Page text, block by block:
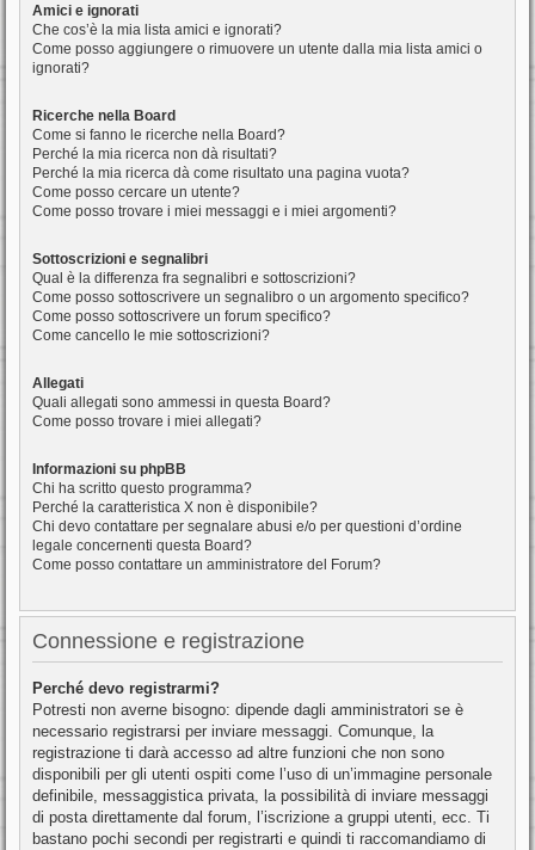
Amici e ignorati
Che cos’è la mia lista amici e ignorati?
Come posso aggiungere o rimuovere un utente dalla mia lista amici o
ignorati?
Ricerche nella Board
Come si fanno le ricerche nella Board?
Perché la mia ricerca non dà risultati?
Perché la mia ricerca dà come risultato una pagina vuota?
Come posso cercare un utente?
Come posso trovare i miei messaggi e i miei argomenti?
Sottoscrizioni e segnalibri
Qual è la differenza fra segnalibri e sottoscrizioni?
Come posso sottoscrivere un segnalibro o un argomento specifico?
Come posso sottoscrivere un forum specifico?
Come cancello le mie sottoscrizioni?
Allegati
Quali allegati sono ammessi in questa Board?
Come posso trovare i miei allegati?
Informazioni su phpBB
Chi ha scritto questo programma?
Perché la caratteristica X non è disponibile?
Chi devo contattare per segnalare abusi e/o per questioni d’ordine
legale concernenti questa Board?
Come posso contattare un amministratore del Forum?
Connessione e registrazione
Perché devo registrarmi?
Potresti non averne bisogno: dipende dagli amministratori se è
necessario registrarsi per inviare messaggi. Comunque, la
registrazione ti darà accesso ad altre funzioni che non sono
disponibili per gli utenti ospiti come l’uso di un’immagine personale
definibile, messaggistica privata, la possibilità di inviare messaggi
di posta direttamente dal forum, l’iscrizione a gruppi utenti, ecc. Ti
bastano pochi secondi per registrarti e quindi ti raccomandiamo di